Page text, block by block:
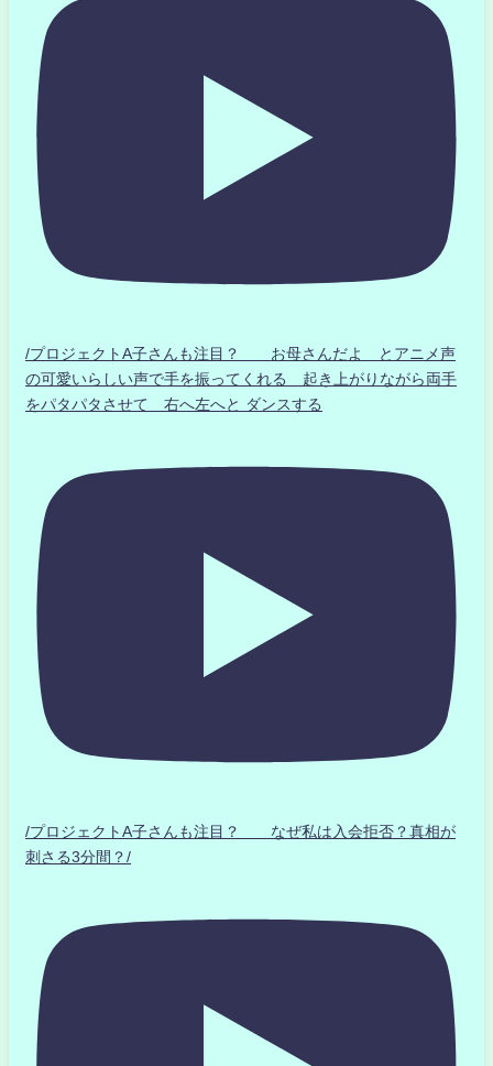
/プロジェクトA子さんも注目？ お母さんだよ とアニメ声
の可愛いらしい声で手を振ってくれる 起き上がりながら両手
をパタパタさせて 右へ左へと ダンスする
/プロジェクトA子さんも注目？ なぜ私は入会拒否？真相が
刺さる3分間？/